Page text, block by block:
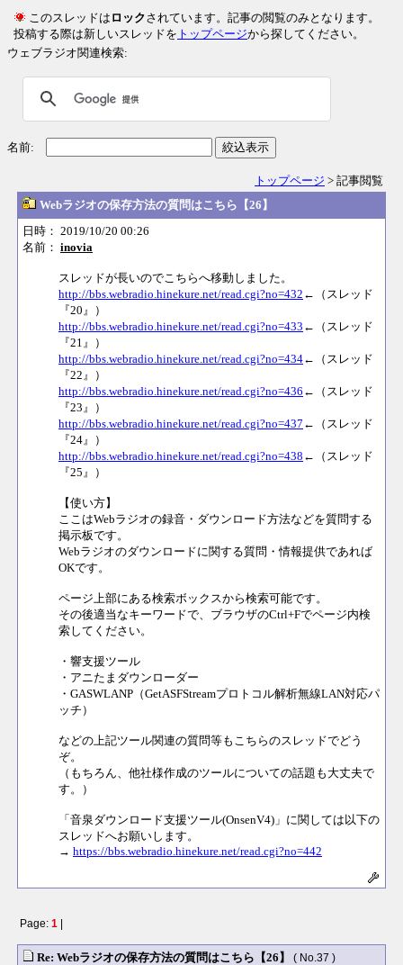
このスレッドは ロックされています。記事の閲覧のみとなります。
投稿する際は新しいスレッドを トップページから探してください。
ウェブラジオ関連検索:
名前: 絞込表示
トップページ > 記事閲覧
Webラジオの保存方法の質問はこちら【26】
日時： 2019/10/20 00:26
名前： inovia
スレッドが長いのでこちらへ移動しました。
http://bbs.webradio.hinekure.net/read.cgi?no=432 ←（スレッド
『20』）
http://bbs.webradio.hinekure.net/read.cgi?no=433 ←（スレッド
『21』）
http://bbs.webradio.hinekure.net/read.cgi?no=434←（スレッド
『22』）
http://bbs.webradio.hinekure.net/read.cgi?no=436 ←（スレッド
『23』）
http://bbs.webradio.hinekure.net/read.cgi?no=437 ←（スレッド
『24』）
http://bbs.webradio.hinekure.net/read.cgi?no=438 ←（スレッド
『25』）
【使い方】
ここはWebラジオの録音・ダウンロード方法などを質問する
掲示板です。
Webラジオのダウンロードに関する質問・情報提供であれば
OKです。
ページ上部にある検索ボックスから検索可能です。
その後適当なキーワードで、ブラウザのCtrl+Fでページ内検
索してください。
・響支援ツール
・アニたまダウンローダー
・GASWLANP（GetASFStreamプロトコル解析無線LAN対応パ
ッチ）
などの上記ツール関連の質問等もこちらのスレッドでどう
ぞ。
（もちろん、他社様作成のツールについての話題も大丈夫で
す。）
「音泉ダウンロード支援ツール(OnsenV4)」に関しては以下の
スレッドへお願いします。
→ https://bbs.webradio.hinekure.net/read.cgi?no=442
Page: 1
Re: Webラジオの保存方法の質問はこちら【26】 ( No.37 )